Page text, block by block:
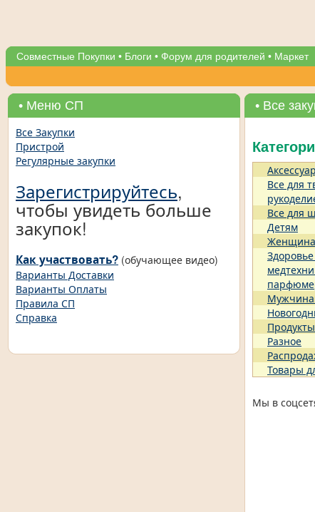
Совместные Покупки • Блоги • Форум для родителей • Маркет
• Меню СП
Все Закупки
Пристрой
Регулярные закупки
Зарегистрируйтесь,
чтобы увидеть больше
закупок!
Как участвовать? (обучающее видео)
Варианты Доставки
Варианты Оплаты
Правила СП
Справка
• Все
Все для
Все для
Детям
Разное
Товары
Мы в